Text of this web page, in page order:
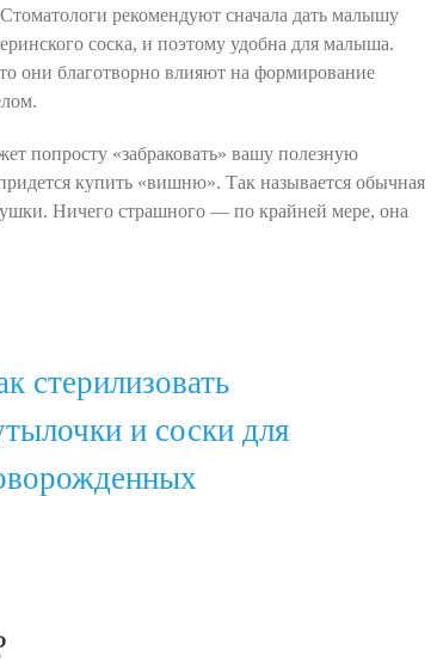
рекомендуют сначала дать малышу
соска, и поэтому удобна для малыша.
они благотворно влияют на формирование
попросту «забраковать» вашу полезную
купить «вишню». Так называется обычная
Ничего страшного — по крайней мере, она
стерилизовать
и соски для